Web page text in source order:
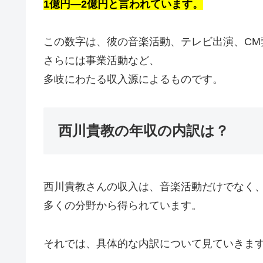
1億円―2億円と言われています。
この数字は、彼の音楽活動、テレビ出演、CM
さらには事業活動など、
多岐にわたる収入源によるものです。
西川貴教の年収の内訳は？
西川貴教さんの収入は、音楽活動だけでなく、
多くの分野から得られています。
それでは、具体的な内訳について見ていきます